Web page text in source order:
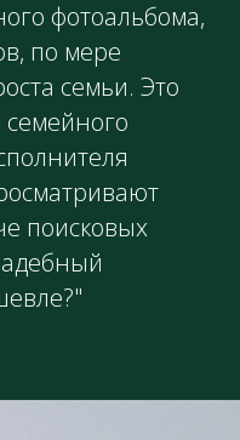
фотоальбома,
по мере
семьи. Это
семейного
поисковых